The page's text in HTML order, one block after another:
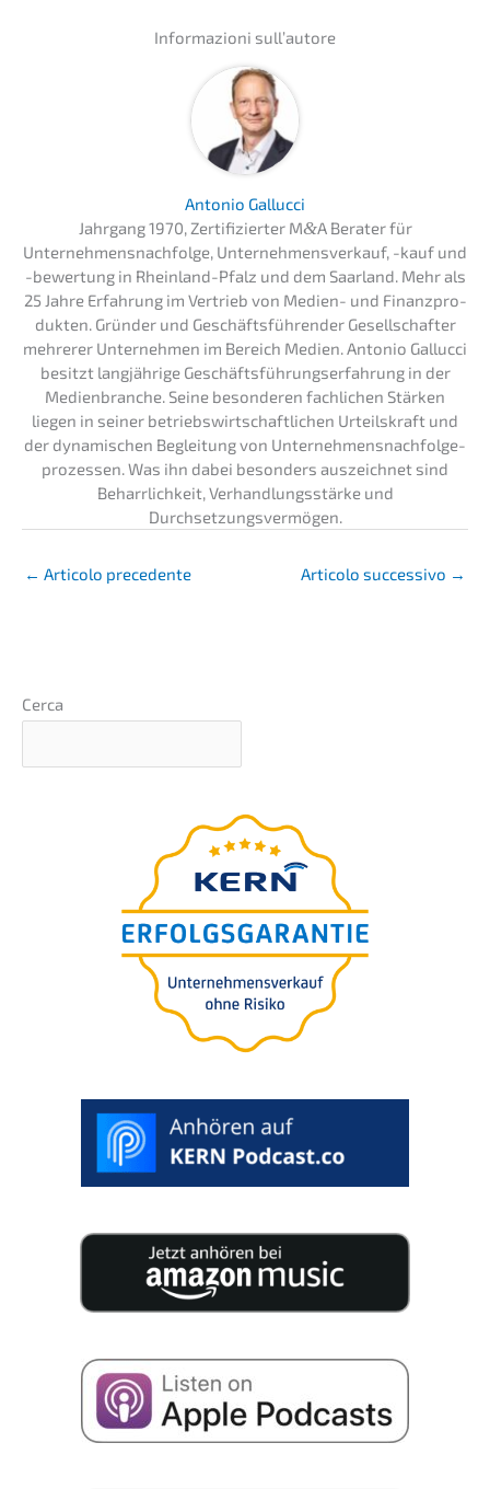
Infor­ma­zio­ni sull’autore
Antonio Galluc­ci
Jahrgang 1970, Zerti­fi­zier­ter M&A Berater für
Unternehmens­nachfolge, Unter­nehmens­verkauf, -kauf und
-bewer­tung in Rhein­land-Pfalz und dem Saarland. Mehr als
25 Jahre Erfah­rung im Vertrieb von Medien- und Finanz­pro­
duk­ten. Gründer und Geschäfts­füh­ren­der Gesell­schaf­ter
mehre­rer Unter­neh­men im Bereich Medien. Antonio Galluc­ci
besitzt langjäh­ri­ge Geschäfts­füh­rungs­er­fah­rung in der
Medien­bran­che. Seine beson­de­ren fachli­chen Stärken
liegen in seiner betriebs­wirt­schaft­li­chen Urteils­kraft und
der dynami­schen Beglei­tung von Unter­neh­mens­nach­fol­ge­
pro­zes­sen. Was ihn dabei beson­ders auszeich­net sind
Beharr­lich­keit, Verhand­lungs­stär­ke und
Durchsetzungsvermögen.
← Artico­lo precedente Artico­lo succes­si­vo →
Cerca